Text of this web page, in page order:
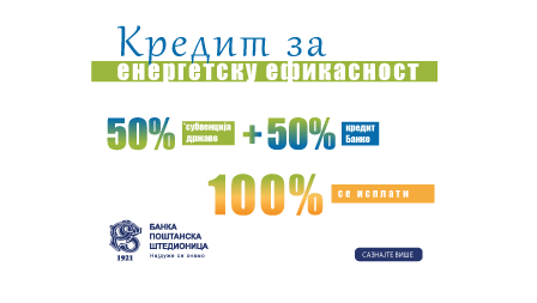
00:45:Dobre vesti za Špance! Ovaj trio će biti spreman za
Mundijal
00:30:Kina steže Evropu! ECB alarmirala: Jedni profitiraju, drugi
nest...
Koliko traje baterija električnog auta? Ovako diše Tesla
00:15:Šta Srbi najviše jedu? Krompir zatrpao trpezu, evo bez